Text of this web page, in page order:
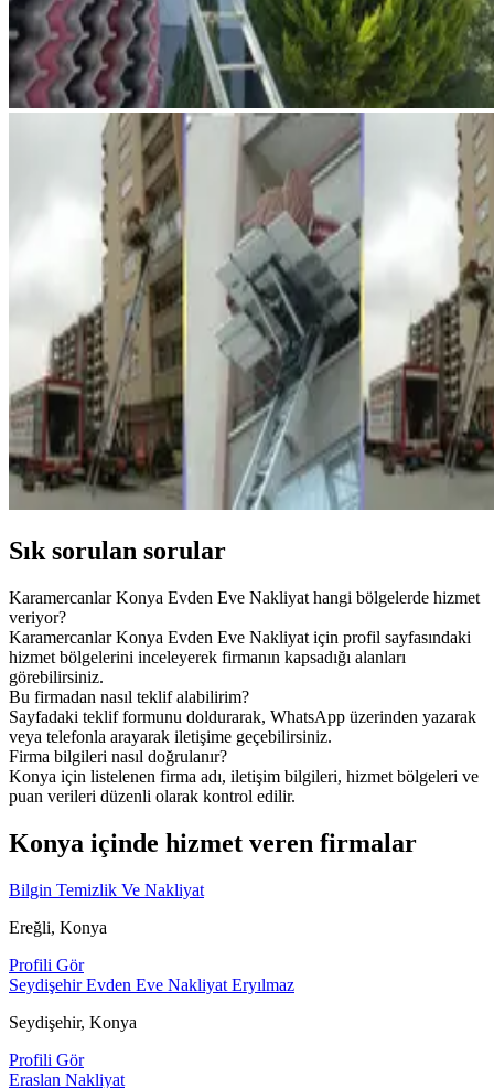
Sık sorulan sorular
Karamercanlar Konya Evden Eve Nakliyat hangi bölgelerde hizmet
veriyor?
Karamercanlar Konya Evden Eve Nakliyat için profil sayfasındaki
hizmet bölgelerini inceleyerek firmanın kapsadığı alanları
görebilirsiniz.
Bu firmadan nasıl teklif alabilirim?
Sayfadaki teklif formunu doldurarak, WhatsApp üzerinden yazarak
veya telefonla arayarak iletişime geçebilirsiniz.
Firma bilgileri nasıl doğrulanır?
Konya için listelenen firma adı, iletişim bilgileri, hizmet bölgeleri ve
puan verileri düzenli olarak kontrol edilir.
Konya içinde hizmet veren firmalar
Bilgin Temizlik Ve Nakliyat
Ereğli, Konya
Profili Gör
Seydişehir Evden Eve Nakliyat Eryılmaz
Seydişehir, Konya
Profili Gör
Eraslan Nakliyat